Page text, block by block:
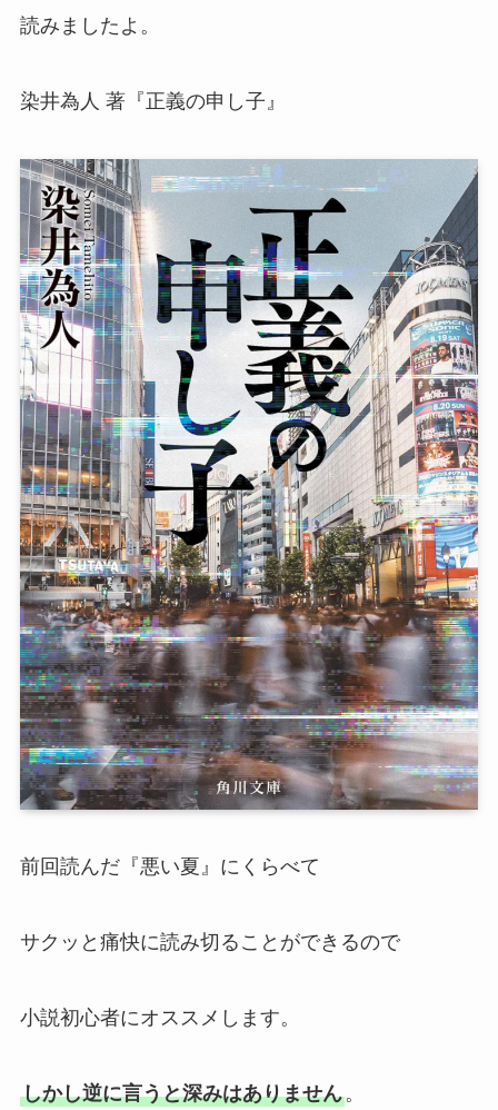
読みましたよ。
染井為人 著『正義の申し子』
前回読んだ『悪い夏』にくらべて
サクッと痛快に読み切ることができるので
小説初心者にオススメします。
しかし逆に言うと深みはありません。